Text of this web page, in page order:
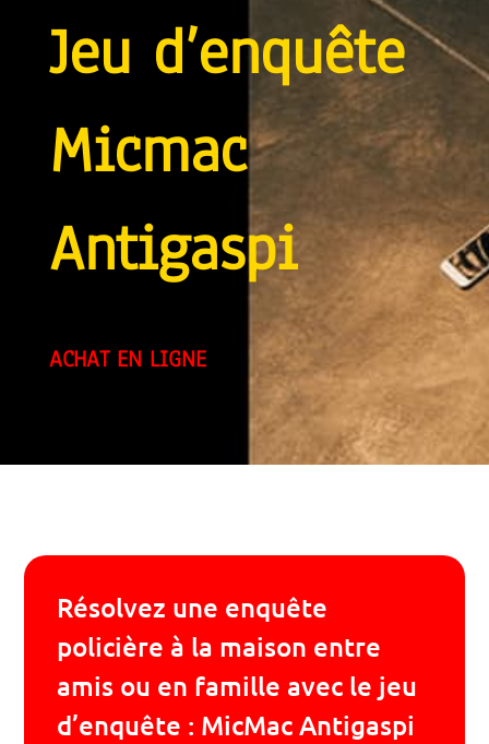
Jeu d’enquête
Micmac
Antigaspi
ACHAT EN LIGNE
Résolvez une enquête
policière à la maison entre
amis ou en famille avec le jeu
d’enquête : MicMac Antigaspi